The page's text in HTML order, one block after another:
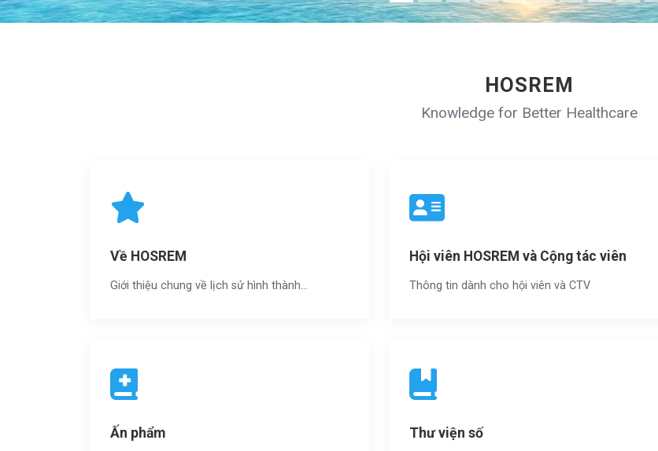
HOSREM
Knowledge for Better Healthcare
Về HOSREM
Giới thiệu chung về lịch sử hình thành...
Hội viên HOSREM và Cộng tác viên
Thông tin dành cho hội viên và CTV
Ấn phẩm Thư viện số